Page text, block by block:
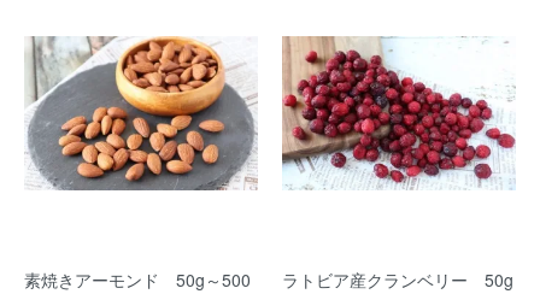
素焼きアーモンド 50g～500
ラトビア産クランベリー 50g